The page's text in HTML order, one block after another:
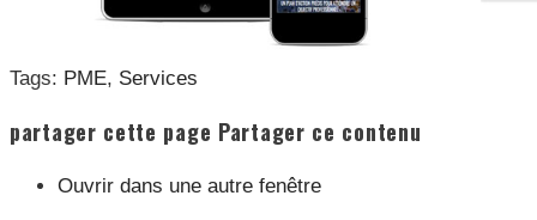
Tags: PME, Services
partager cette page Partager ce contenu
Ouvrir dans une autre fenêtre